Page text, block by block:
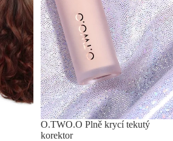
O.TWO.O Plně krycí tekutý
korektor